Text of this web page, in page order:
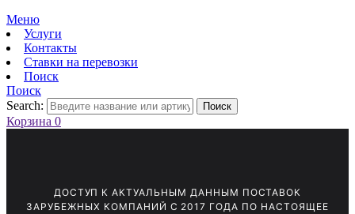
Меню
Услуги
Контакты
Ставки на перевозки
Поиск
Поиск
Search:
Поиск
Корзина 0
ДОСТУП К АКТУАЛЬНЫМ ДАННЫМ ПОСТАВОК
ЗАРУБЕЖНЫХ КОМПАНИЙ С 2017 ГОДА ПО НАСТОЯЩЕЕ